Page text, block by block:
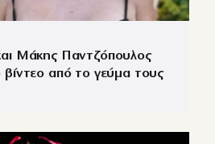
Μάκης Παντζόπουλος
από το γεύμα τους